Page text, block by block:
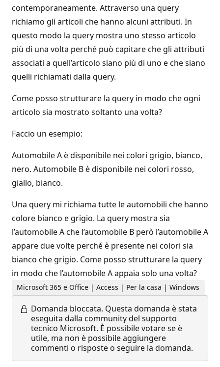
contemporaneamente. Attraverso una query
richiamo gli articoli che hanno alcuni attributi. In
questo modo la query mostra uno stesso articolo
più di una volta perché può capitare che gli attributi
associati a quell’articolo siano più di uno e che siano
quelli richiamati dalla query.
Come posso strutturare la query in modo che ogni
articolo sia mostrato soltanto una volta?
Faccio un esempio:
Automobile A è disponibile nei colori grigio, bianco,
nero. Automobile B è disponibile nei colori rosso,
giallo, bianco.
Una query mi richiama tutte le automobili che hanno
colore bianco e grigio. La query mostra sia
l’automobile A che l’automobile B però l’automobile A
appare due volte perché è presente nei colori sia
bianco che grigio. Come posso strutturare la query
in modo che l’automobile A appaia solo una volta?
Microsoft 365 e Office | Access | Per la casa | Windows
Domanda bloccata. Questa domanda è stata
eseguita dalla community del supporto
tecnico Microsoft. È possibile votare se è
utile, ma non è possibile aggiungere
commenti o risposte o seguire la domanda.